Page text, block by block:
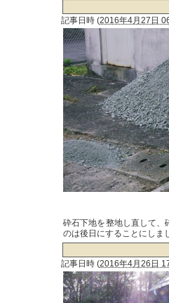
記事日時 (2016年4月27日
砕石下地を整地し直して、
のは後日にすることにしま
記事日時 (2016年4月26日